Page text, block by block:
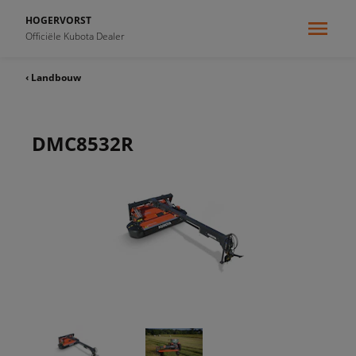
HOGERVORST
Officiële Kubota Dealer
‹ Landbouw
DMC8532R